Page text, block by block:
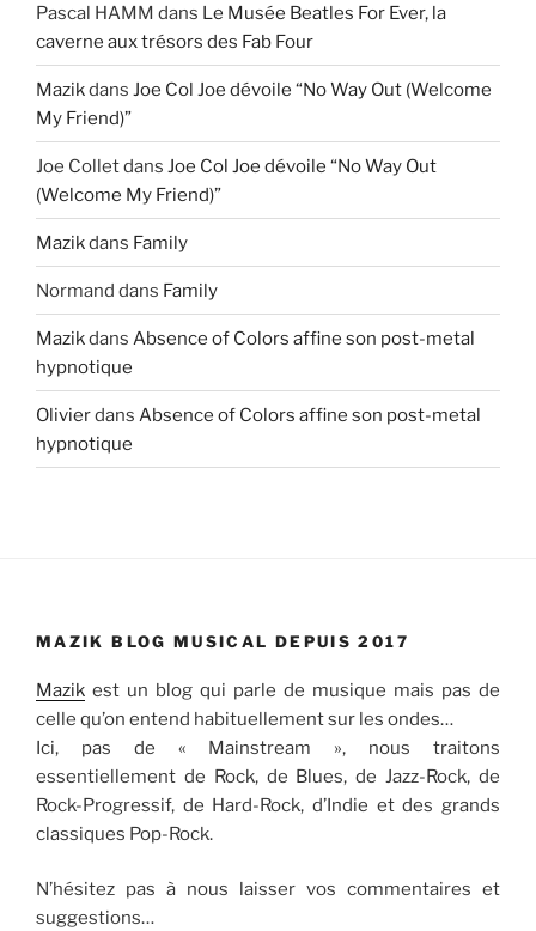
Pascal HAMM dans Le Musée Beatles For Ever, la
caverne aux trésors des Fab Four
Mazikdans Joe Col Joe dévoile “No Way Out (Welcome
My Friend)”
Joe Colletdans Joe Col Joe dévoile “No Way Out
(Welcome My Friend)”
Mazikdans Family
Normand dans Family
Mazikdans Absence of Colors affine son post-metal
hypnotique
Olivierdans Absence of Colors affine son post-metal
hypnotique
MAZIK BLOG MUSICAL DEPUIS 2017
Mazik est un blog qui parle de musique mais pas de
celle qu’on entend habituellement sur les ondes…
Ici, pas de « Mainstream », nous traitons
essentiellement de Rock, de Blues, de Jazz-Rock, de
Rock-Progressif, de Hard-Rock, d’Indie et des grands
classiques Pop-Rock.
N’hésitez pas à nous laisser vos commentaires et
suggestions…